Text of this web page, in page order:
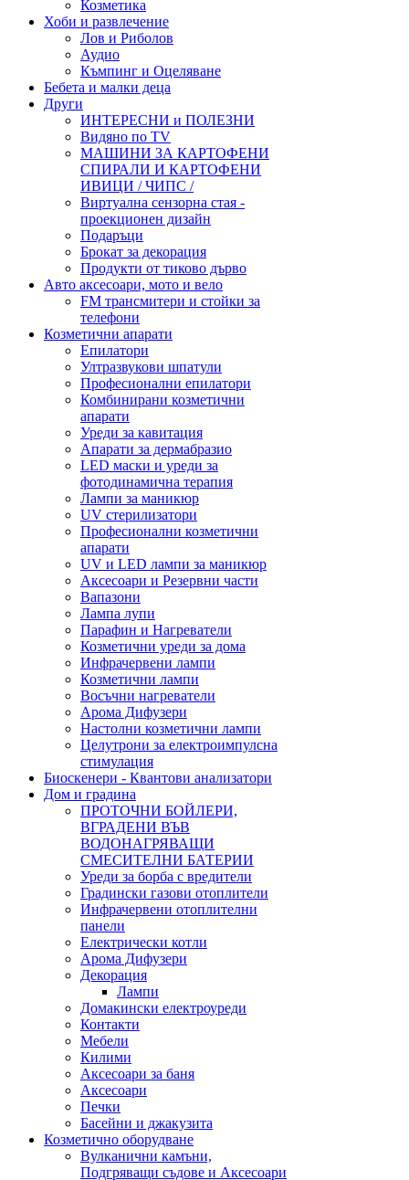
Козметика
Хоби и развлечение
Лов и Риболов
Аудио
Къмпинг и Оцеляване
Бебета и малки деца
Други
ИНТЕРЕСНИ и ПОЛЕЗНИ
Видяно по TV
МАШИНИ ЗА КАРТОФЕНИ
СПИРАЛИ И КАРТОФЕНИ
ИВИЦИ / ЧИПС /
Виртуална сензорна стая -
проекционен дизайн
Подаръци
Брокат за декорация
Продукти от тиково дърво
Авто аксесоари, мото и вело
FM трансмитери и стойки за
телефони
Козметични апарати
Епилатори
Ултразвукови шпатули
Професионални епилатори
Комбинирани козметични
апарати
Уреди за кавитация
Апарати за дермабразио
LED маски и уреди за
фотодинамична терапия
Лампи за маникюр
UV стерилизатори
Професионални козметични
апарати
UV и LED лампи за маникюр
Аксесоари и Резервни части
Вапазони
Лампа лупи
Парафин и Нагреватели
Козметични уреди за дома
Инфрачервени лампи
Козметични лампи
Восъчни нагреватели
Арома Дифузери
Настолни козметични лампи
Целутрони за електроимпулсна
стимулация
Биоскенери - Квантови анализатори
Дом и градина
ПРОТОЧНИ БОЙЛЕРИ,
ВГРАДЕНИ ВЪВ
ВОДОНАГРЯВАЩИ
СМЕСИТЕЛНИ БАТЕРИИ
Уреди за борба с вредители
Градински газови отоплители
Инфрачервени отоплителни
панели
Електрически котли
Арома Дифузери
Декорация
Лампи
Домакински електроуреди
Контакти
Мебели
Килими
Аксесоари за баня
Аксесоари
Печки
Басейни и джакузита
Козметично оборудване
Вулканични камъни,
Подгряващи съдове и Аксесоари